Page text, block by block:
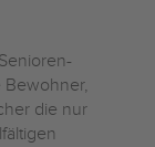
die nur